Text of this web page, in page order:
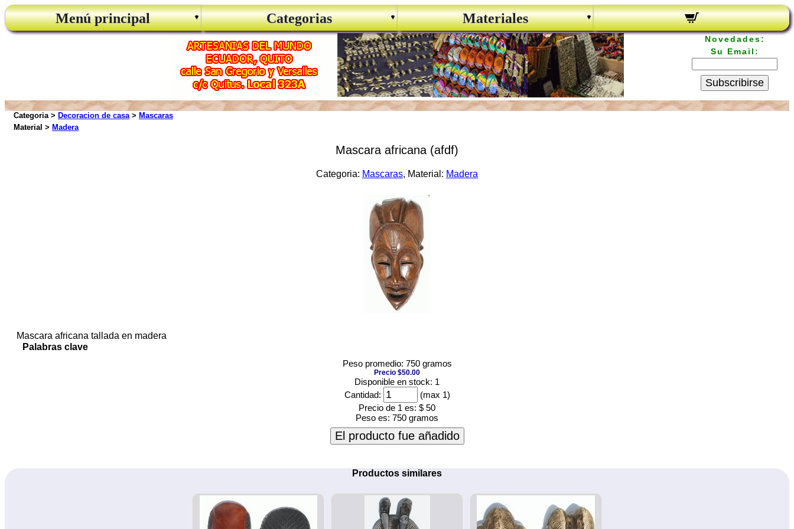
Menú principal Categorias Materiales
Novedades:
Su Email:
Subscribirse
Categoria > Decoracion de casa> Mascaras
Material > Madera
Mascara africana (afdf)
Categoria: Mascaras, Material: Madera
Mascara africana tallada en madera
Palabras clave
Peso promedio: 750 gramos
Precio $50.00
Disponible en stock: 1
Cantidad:
(max 1)
Precio de 1 es: $ 50
Peso es: 750 gramos
El producto fue añadido
Productos similares